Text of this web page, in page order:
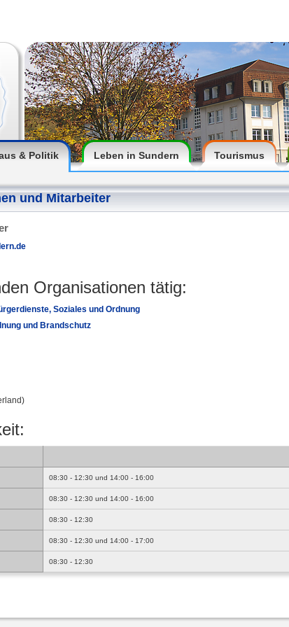
& Politik Leben in Sundern Tourismus
und Mitarbeiter
Organisationen tätig:
Soziales und Ordnung
und Brandschutz
08:30 - 12:30 und 14:00 - 16:00
08:30 - 12:30 und 14:00 - 16:00
08:30 - 12:30
08:30 - 12:30 und 14:00 - 17:00
08:30 - 12:30